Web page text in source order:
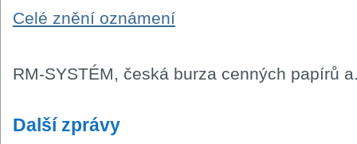
Celé znění oznámení
RM-SYSTÉM, česká burza cenných papírů
Další zprávy